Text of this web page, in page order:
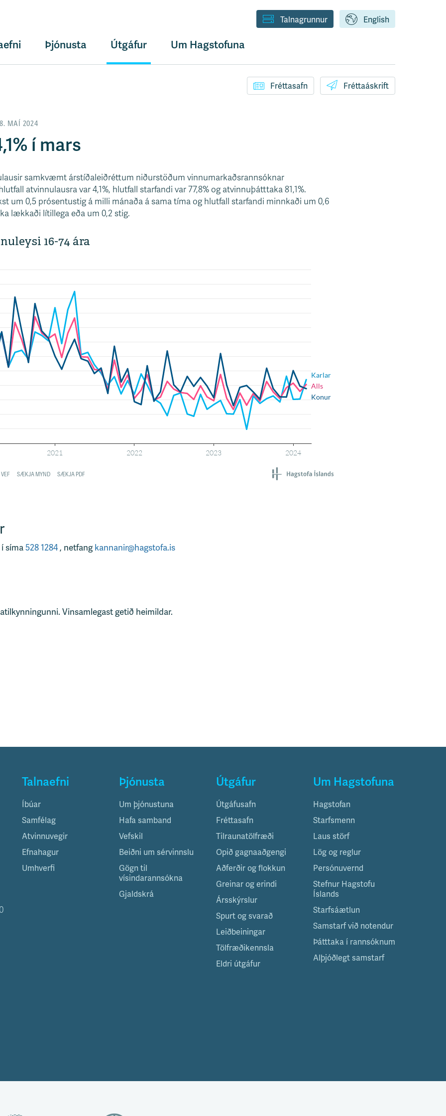
English
Talnagrunnur
Þjónusta Útgáfur Um Hagstofuna
Fréttasafn Fréttaáskrift
MAÍ 2024
í mars
samkvæmt árstíðaleiðréttum niðurstöðum vinnumarkaðsrannsóknar
atvinnulausra var 4,1%, hlutfall starfandi var 77,8% og atvinnuþátttaka 81,1%.
um 0,5 prósentustig á milli mánaða á sama tíma og hlutfall starfandi minnkaði um 0,6
lækkaði lítillega eða um 0,2 stig.
síma528 1284, netfang kannanir@hagstofa.is
Vinsamlegast getið heimildar.
Talnaefni
Íbúar
Samfélag
Atvinnuvegir
Efnahagur
Umhverfi
Þjónusta
Um þjónustuna
Hafa samband
Vefskil
Beiðni um sérvinnslu
Gögn til
vísindarannsókna
Gjaldskrá
Útgáfur
Útgáfusafn
Fréttasafn
Tilraunatölfræði
Opið gagnaaðgengi
Aðferðir og flokkun
Greinar og erindi
Ársskýrslur
Spurt og svarað
Leiðbeiningar
Tölfræðikennsla
Eldri útgáfur
Um Hagstofuna
Hagstofan
Starfsmenn
Laus störf
Lög og reglur
Persónuvernd
Stefnur Hagstofu
Íslands
Starfsáætlun
Samstarf við notendur
Þátttaka í rannsóknum
Alþjóðlegt samstarf